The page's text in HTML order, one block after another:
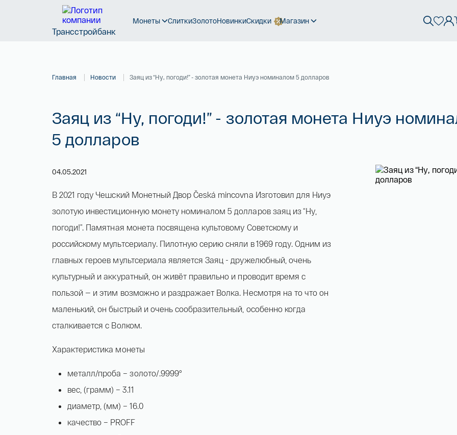
Трансстройбанк
Монеты СлиткиЗолотоНовинкиСкидки Магазин
Главная Новости Заяц из “Ну, погоди!” - золотая монета Ниуэ номиналом 5 долларов
Заяц из “Ну, погоди!” - золотая монета Ниуэ
5 долларов
04.05.2021
В 2021 году Чешский Монетный Двор Česká mincovna Изготовил для Ниуэ
золотую инвестиционную монету номиналом 5 долларов заяц из “Ну,
погоди!”. Памятная монета посвящена культовому Советскому и
российскому мультсериалу. Пилотную серию сняли в 1969 году. Одним из
главных героев мультсериала является Заяц - дружелюбный, очень
культурный и аккуратный, он живёт правильно и проводит время с
пользой — и этим возможно и раздражает Волка. Несмотря на то что он
маленький, он быстрый и очень сообразительный, особенно когда
сталкивается с Волком.
Характеристика монеты
металл/проба – золото/.9999°
вес, (грамм) – 3.11
диаметр, (мм) – 16.0
качество – PROFF